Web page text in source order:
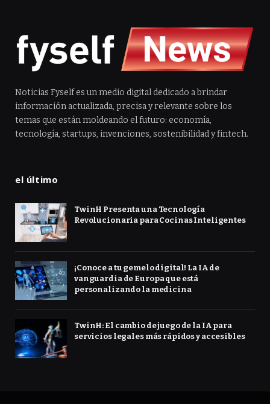
Noticias Fyself es un medio digital dedicado a brindar
información actualizada, precisa y relevante sobre los
temas que están moldeando el futuro: economía,
tecnología, startups, invenciones, sostenibilidad y fintech.
el último
TwinH Presenta una Tecnología
Revolucionaria para Cocinas Inteligentes
¡Conoce a tu gemelo digital! La IA de
vanguardia de Europa que está
personalizando la medicina
TwinH: El cambio de juego de la IA para
servicios legales más rápidos y accesibles